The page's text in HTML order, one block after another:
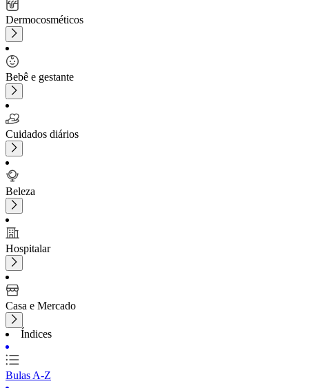
Dermocosméticos
Bebê e gestante
Cuidados diários
Beleza
Hospitalar
Casa e Mercado
Índices
Bulas A-Z